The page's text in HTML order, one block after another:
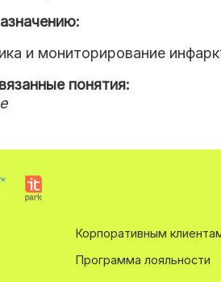
и мониторирование
понятия:
Корпоративным
Программа лояльности